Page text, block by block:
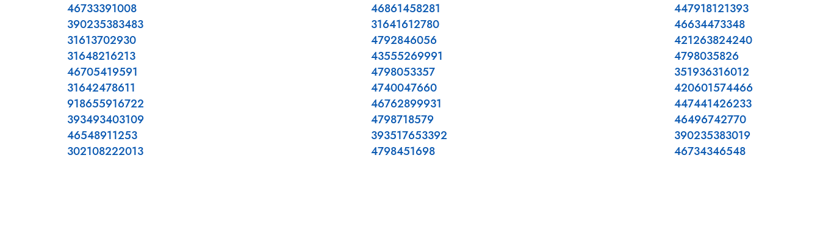
46733391008
390235383483
31613702930
31648216213
46705419591
31642478611
918655916722
393493403109
46548911253
302108222013
46861458281
31641612780
4792846056
43555269991
4798053357
4740047660
46762899931
4798718579
393517653392
4798451698
447918121393
46634473348
421263824240
4798035826
351936316012
420601574466
447441426233
46496742770
390235383019
46734346548